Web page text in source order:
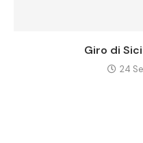
Giro di
24